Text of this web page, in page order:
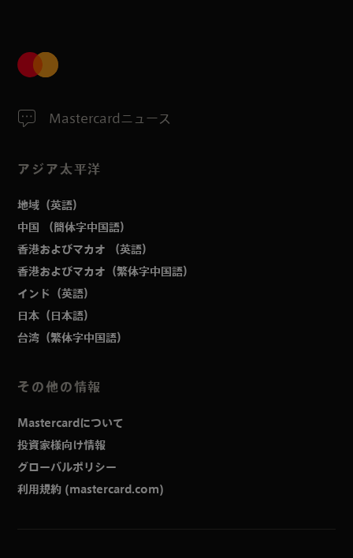
Mastercardニュース
アジア太平洋
地域（英語）
中国 （簡体字中国語）
香港およびマカオ （英語）
香港およびマカオ（繁体字中国語）
インド（英語）
日本（日本語）
台湾（繁体字中国語）
その他の情報
Mastercardについて
投資家様向け情報
グローバルポリシー
利用規約 (mastercard.com)